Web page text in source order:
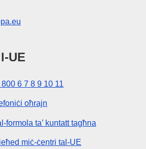
UE
6 7 8 9 10 11
oħrajn
formola ta’ kuntatt tagħna
miċ-ċentri tal-UE